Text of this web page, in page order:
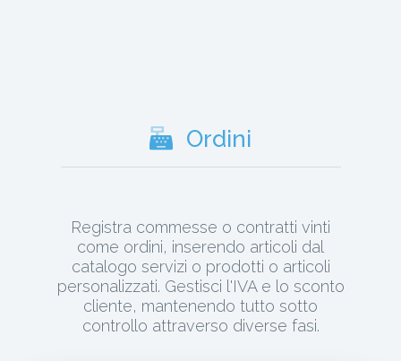
Ordini
Registra commesse o contratti vinti
come ordini, inserendo articoli dal
catalogo servizi o prodotti o articoli
personalizzati. Gestisci l'IVA e lo sconto
cliente, mantenendo tutto sotto
controllo attraverso diverse fasi.